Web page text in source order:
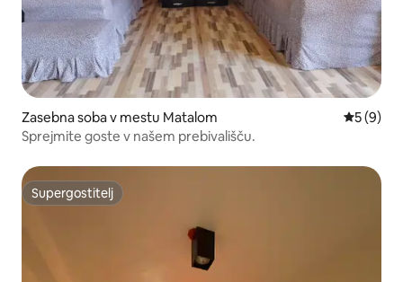
Zasebna soba v mestu Matalom
5 (9)
Sprejmite goste v našem prebivališču.
Supergostitelj
Supergostitelj